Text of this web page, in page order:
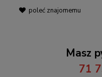
poleć znajomemu
Masz
71